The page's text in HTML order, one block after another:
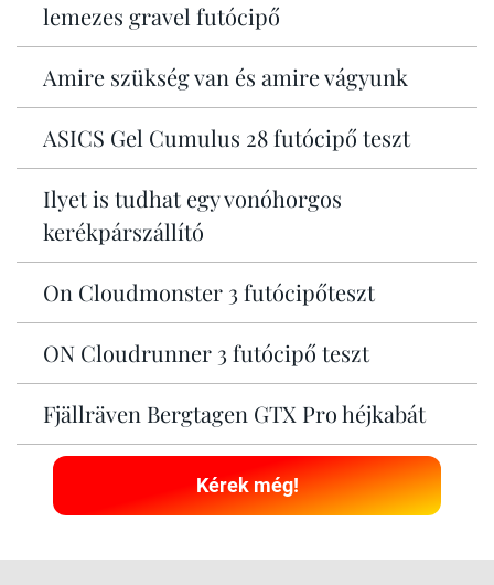
lemezes gravel futócipő
Amire szükség van és amire vágyunk
ASICS Gel Cumulus 28 futócipő teszt
Ilyet is tudhat egy vonóhorgos
kerékpárszállító
On Cloudmonster 3 futócipőteszt
ON Cloudrunner 3 futócipő teszt
Fjällräven Bergtagen GTX Pro héjkabát
Kérek még!